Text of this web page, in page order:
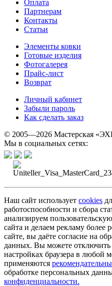
Оплата
Партнерам
Контакты
Статьи
Элементы ковки
Готовые изделия
Фотогалерея
Прайс-лист
Возврат
Личный кабинет
Забыли пароль
Как сделать заказ
© 2005—2026 Мастерская
Мы в социальных сетях:
Наш сайт использует cookies
работоспособности и сбора
анализируем
сайта и делаем рекламу более
сайте, вы даёте согласие на
данных. Вы можете отключить
настройках браузера в любой
применяются
обработке персональных
конфиденциальности.